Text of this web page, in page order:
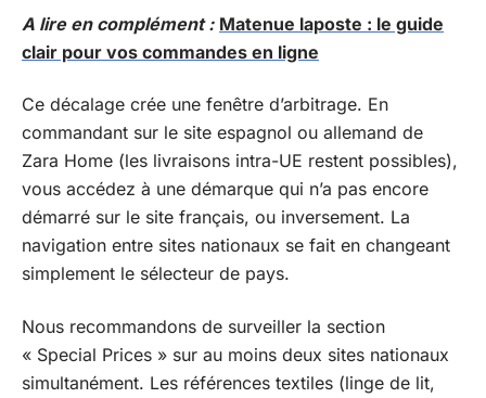
A lire en complément : Matenue laposte : le guide
clair pour vos commandes en ligne
Ce décalage crée une fenêtre d’arbitrage. En
commandant sur le site espagnol ou allemand de
Zara Home (les livraisons intra-UE restent possibles),
vous accédez à une démarque qui n’a pas encore
démarré sur le site français, ou inversement. La
navigation entre sites nationaux se fait en changeant
simplement le sélecteur de pays.
Nous recommandons de surveiller la section
« Special Prices » sur au moins deux sites nationaux
simultanément. Les références textiles (linge de lit,